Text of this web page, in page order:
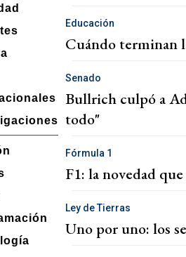
Educación
Cuándo terminan
Senado
Bullrich culpó a
todo"
Fórmula 1
F1: la novedad
Ley de Tierras
Uno por uno: los